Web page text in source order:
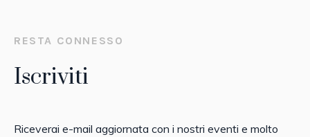
RESTA CONNESSO
Iscriviti
Riceverai e-mail aggiornata con i nostri eventi e molto